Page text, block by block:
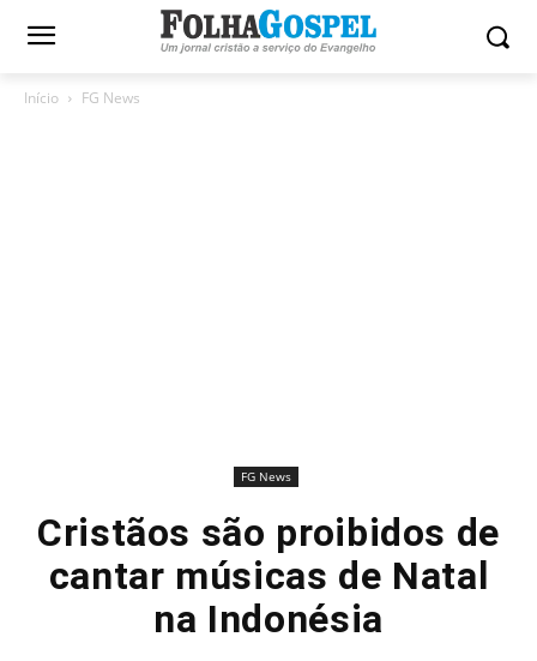
Início FG News
FG News
Cristãos são proibidos de
cantar músicas de Natal
na Indonésia